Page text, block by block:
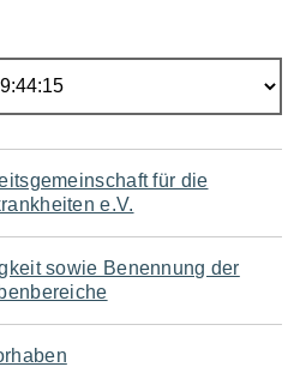
für die
e.V.
sowie Benennung der